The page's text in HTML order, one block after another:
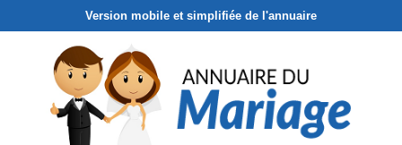
Version mobile et simplifiée de l'annuaire